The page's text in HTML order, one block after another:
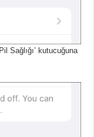
Sağlığı’ kutucuğuna